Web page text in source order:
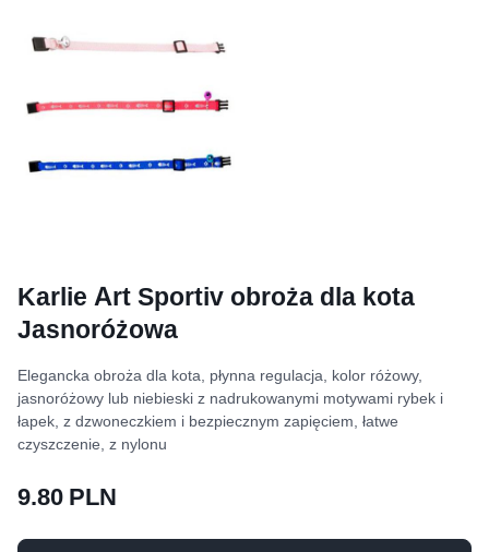
Karlie Art Sportiv obroża dla kota
Jasnoróżowa
Elegancka obroża dla kota, płynna regulacja, kolor różowy,
jasnoróżowy lub niebieski z nadrukowanymi motywami rybek i
łapek, z dzwoneczkiem i bezpiecznym zapięciem, łatwe
czyszczenie, z nylonu
9.80 PLN